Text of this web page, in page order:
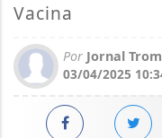
Vacina
Por Jornal
03/04/2025